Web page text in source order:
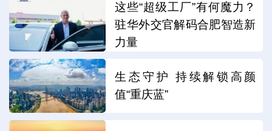
这些“超级工厂”有何魔力？
驻华外交官解码合肥智造新
力量
生态守护 持续解锁高颜
值“重庆蓝”